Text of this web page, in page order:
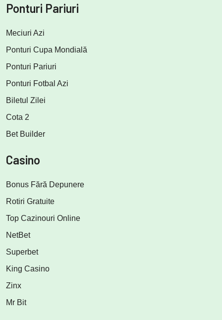
Ponturi Pariuri
Meciuri Azi
Ponturi Cupa Mondială
Ponturi Pariuri
Ponturi Fotbal Azi
Biletul Zilei
Cota 2
Bet Builder
Casino
Bonus Fără Depunere
Rotiri Gratuite
Top Cazinouri Online
NetBet
Superbet
King Casino
Zinx
Mr Bit